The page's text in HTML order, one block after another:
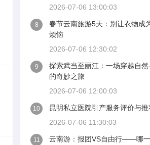
2026-07-06 13:00:03
8
春节云南旅游5天：别让衣物成
烦恼
2026-07-06 12:30:02
9
探索武当至丽江：一场穿越自
的奇妙之旅
2026-07-06 12:00:03
10
昆明私立医院引产服务评价与推
2026-07-06 11:30:03
11
云南游：报团VS自由行——哪一